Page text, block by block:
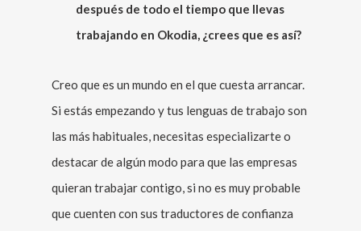
después de todo el tiempo que llevas
trabajando en Okodia, ¿crees que es así?
Creo que es un mundo en el que cuesta arrancar.
Si estás empezando y tus lenguas de trabajo son
las más habituales, necesitas especializarte o
destacar de algún modo para que las empresas
quieran trabajar contigo, si no es muy probable
que cuenten con sus traductores de confianza